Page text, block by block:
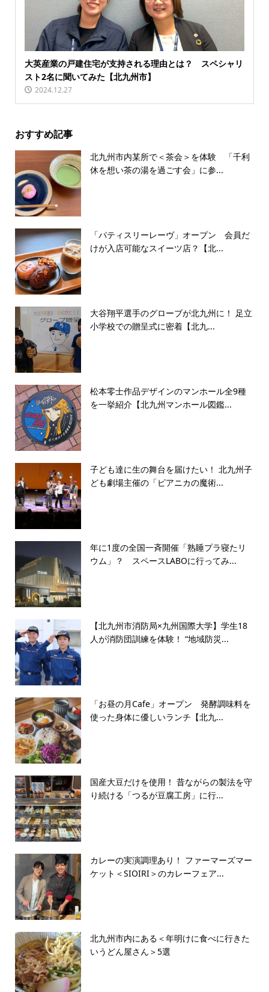
大英産業の戸建住宅が支持される理由とは？ スペシャリ
スト2名に聞いてみた【北九州市】
2024.12.27
おすすめ記事
北九州市内某所で＜茶会＞を体験 「千利
休を想い茶の湯を過ごす会」に参...
「パティスリーレーヴ」オープン 会員だ
けが入店可能なスイーツ店？【北...
大谷翔平選手のグローブが北九州に！ 足立
小学校での贈呈式に密着【北九...
松本零士作品デザインのマンホール全9種
を一挙紹介【北九州マンホール図鑑...
子ども達に生の舞台を届けたい！ 北九州子
ども劇場主催の「ピアニカの魔術...
年に1度の全国一斉開催「熟睡プラ寝たリ
ウム」？ スペースLABOに行ってみ...
【北九州市消防局×九州国際大学】学生18
人が消防団訓練を体験！ “地域防災...
「お昼の月Cafe」オープン 発酵調味料を
使った身体に優しいランチ【北九...
国産大豆だけを使用！ 昔ながらの製法を守
り続ける「つるが豆腐工房」に行...
カレーの実演調理あり！ ファーマーズマー
ケット＜SIOIRI＞のカレーフェア...
北九州市内にある＜年明けに食べに行きた
いうどん屋さん＞5選